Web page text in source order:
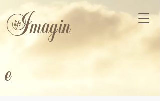
life
Imagin
e